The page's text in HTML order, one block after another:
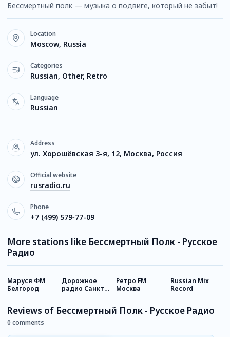
Бессмертный полк — музыка о подвиге, который не забыт!
Location
Moscow, Russia
Categories
Russian, Other, Retro
Language
Russian
Address
ул. Хорошёвская 3-я, 12, Москва, Россия
Official website
rusradio.ru
Phone
+7 (499) 579‑77-09
More stations like Бессмертный Полк - Русское
Радио
Маруся ФМ
Белгород
Дорожное
радио Санкт-
Ретро FM
Москва
Russian Mix
Record
Reviews of Бессмертный Полк - Русское Радио
0 comments